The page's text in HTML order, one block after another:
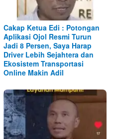
Cakap Ketua Edi : Potongan
Aplikasi Ojol Resmi Turun
Jadi 8 Persen, Saya Harap
Driver Lebih Sejahtera dan
Ekosistem Transportasi
Online Makin Adil